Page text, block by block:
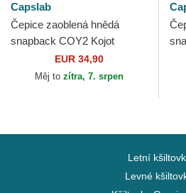
Capslab
Čepice zaoblená hnědá
snapback COY2 Kojot
Looney Tunes Capslab
EUR 34,90
Měj to zítra, 7. srpen
Letní
Levné